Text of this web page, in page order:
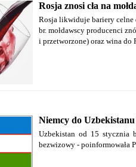
Rosja znosi cła na
Rosja likwiduje bariery celne
br. mołdawscy producenci
i przetworzone) oraz wina do
Niemcy do
Uzbekistan od 15 stycznia
bezwizowy - poinformowała